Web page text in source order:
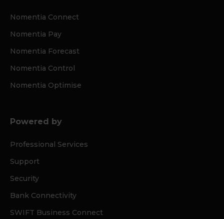
Nomentia Connect
Nomentia Pay
Nomentia Forecast
Nomentia Control
Nomentia Optimise
Powered by
Professional Services
Support
Security
Bank Connectivity
SWIFT Business Connect